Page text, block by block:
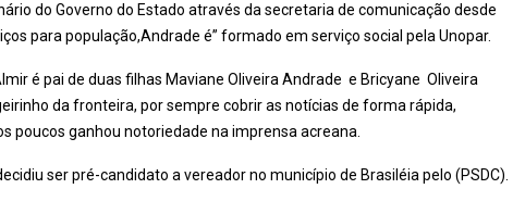
do Governo do Estado através da secretaria de comunicação desde
para população,Andrade é” formado em serviço social pela Unopar.
é pai de duas filhas Maviane Oliveira Andrade e Bricyane Oliveira
da fronteira, por sempre cobrir as notícias de forma rápida,
poucos ganhou notoriedade na imprensa acreana.
ser pré-candidato a vereador no município de Brasiléia pelo (PSDC).